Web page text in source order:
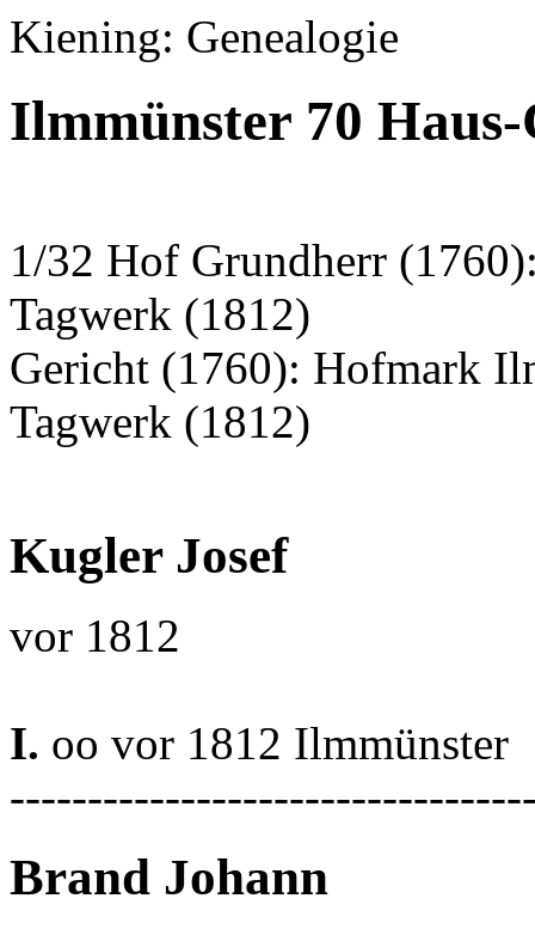
Kiening: Genealogie
Ilmmünster 70
1/32 Hof Grundherr
Tagwerk (1812)
Gericht (1760): Hofmark
Tagwerk (1812)
Kugler Josef
vor 1812
I. oo vor 1812 Ilmmünster
Brand Johann